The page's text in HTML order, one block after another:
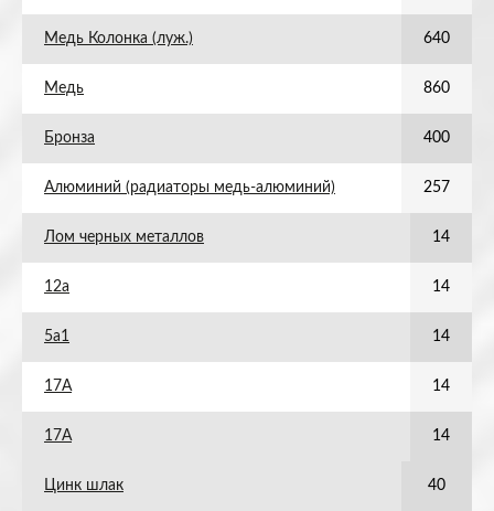
Медь Колонка (луж.) 640
Медь 860
Бронза 400
Алюминий (радиаторы медь-алюминий) 257
Лом черных металлов 14
12а 14
5а1 14
17А 14
17А 14
Цинк шлак 40